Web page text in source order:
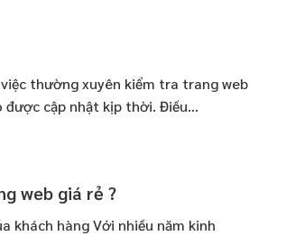
thường xuyên kiểm tra trang web
được cập nhật kịp thời. Điều...
web giá rẻ ?
khách hàng Với nhiều năm kinh